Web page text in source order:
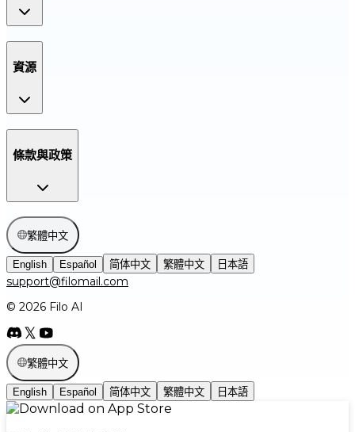
資源
條款與政策
繁體中文
English Español 简体中文 繁體中文 日本語
support@filomail.com
© 2026 Filo AI
繁體中文
English Español 简体中文 繁體中文 日本語